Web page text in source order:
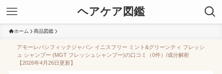
ヘアケア図鑑
ホーム 商品図鑑
アモーレパシフィックジャパン イニスフリー ミント&グリーンティ フレッシ
ュ シャンプー (MGT フレッシュシャンプー)の口コミ（0件）/成分解析
【2026年4月26日更新】